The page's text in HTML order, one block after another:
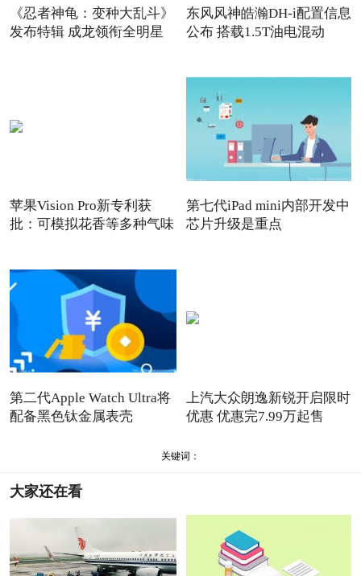
《忍者神龟：变种大乱斗》
发布特辑 成龙领衔全明星
东风风神皓瀚DH-i配置信息
公布 搭载1.5T油电混动
苹果Vision Pro新专利获
批：可模拟花香等多种气味
第七代iPad mini内部开发中
芯片升级是重点
第二代Apple Watch Ultra将
配备黑色钛金属表壳
上汽大众朗逸新锐开启限时
优惠 优惠完7.99万起售
关键词：
大家还在看